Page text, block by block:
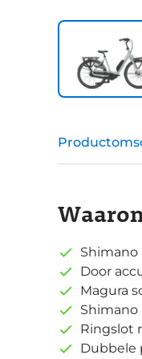
Shimano
Door
Magura
Shimano
Ringslot
Dubbele